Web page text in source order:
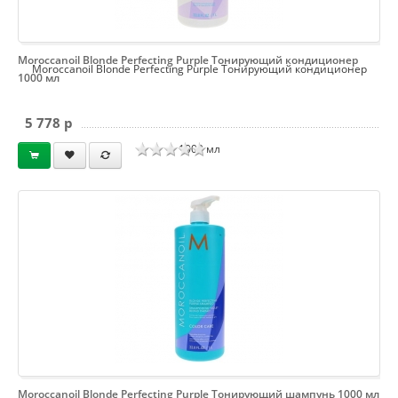
Moroccanoil Blonde Perfecting Purple Тонирующий кондиционер
1000 мл
Moroccanoil Blonde Perfecting Purple Тонирующий кондиционер
1000 мл
5 778 p
Moroccanoil Blonde Perfecting Purple Тонирующий шампунь 1000 мл